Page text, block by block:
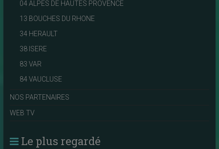
04 ALPES DE HAUTES PROVENCE
13 BOUCHES DU RHONE
34 HERAULT
38 ISERE
83 VAR
84 VAUCLUSE
NOS PARTENAIRES
WEB TV
Le plus regardé